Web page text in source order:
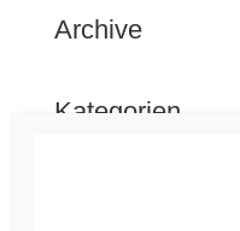
Archive
Kategorien